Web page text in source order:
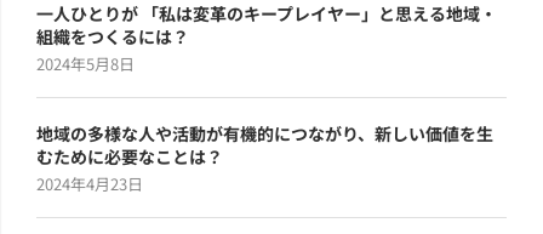
一人ひとりが 「私は変革のキープレイヤー」と思える地域・
組織をつくるには？
2024年5月8日
地域の多様な人や活動が有機的につながり、新しい価値を生
むために必要なことは？
2024年4月23日